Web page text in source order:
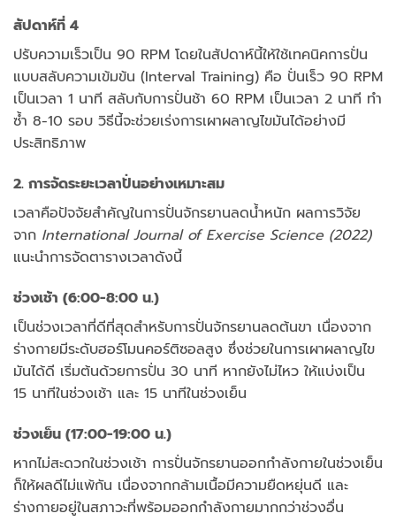
สัปดาห์ที่ 4
ปรับความเร็วเป็น 90 RPM โดยในสัปดาห์นี้ให้ใช้เทคนิคการปั่น
แบบสลับความเข้มข้น (Interval Training) คือ ปั่นเร็ว 90 RPM
เป็นเวลา 1 นาที สลับกับการปั่นช้า 60 RPM เป็นเวลา 2 นาที ทำ
ซ้ำ 8-10 รอบ วิธีนี้จะช่วยเร่งการเผาผลาญไขมันได้อย่างมี
ประสิทธิภาพ
2. การจัดระยะเวลาปั่นอย่างเหมาะสม
เวลาคือปัจจัยสำคัญในการปั่นจักรยานลดน้ำหนัก ผลการวิจัย
จาก International Journal of Exercise Science (2022)
แนะนำการจัดตารางเวลาดังนี้
ช่วงเช้า (6:00-8:00 น.)
เป็นช่วงเวลาที่ดีที่สุดสำหรับการปั่นจักรยานลดต้นขา เนื่องจาก
ร่างกายมีระดับฮอร์โมนคอร์ติซอลสูง ซึ่งช่วยในการเผาผลาญไข
มันได้ดี เริ่มต้นด้วยการปั่น 30 นาที หากยังไม่ไหว ให้แบ่งเป็น
15 นาทีในช่วงเช้า และ 15 นาทีในช่วงเย็น
ช่วงเย็น (17:00-19:00 น.)
หากไม่สะดวกในช่วงเช้า การปั่นจักรยานออกกำลังกายในช่วงเย็น
ก็ให้ผลดีไม่แพ้กัน เนื่องจากกล้ามเนื้อมีความยืดหยุ่นดี และ
ร่างกายอยู่ในสภาวะที่พร้อมออกกำลังกายมากกว่าช่วงอื่น